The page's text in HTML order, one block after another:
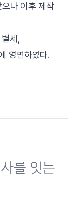
나 이후 제작
세,
영면하였다.
를 잇는